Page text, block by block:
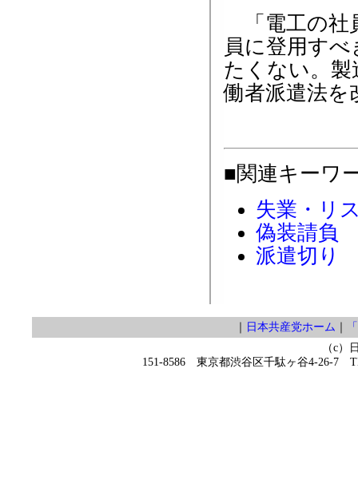
「電工の社
員に登用す
たくない。
働者派遣法を
■関連キーワ
失業・リ
偽装請負
派遣切り
日本共産党ホーム
（c）
151-8586 東京都渋谷区千駄ヶ谷4-26-7